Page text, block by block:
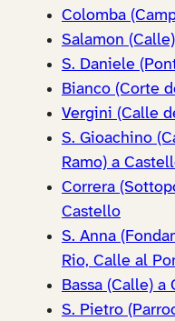
Colomba
Salamon
S. Daniele
Bianco (Corte
Vergini (Calle
S. Gioachino
Ramo) a
Correra
Castello
S. Anna
Rio, Calle al
Bassa (Calle) a
S. Pietro